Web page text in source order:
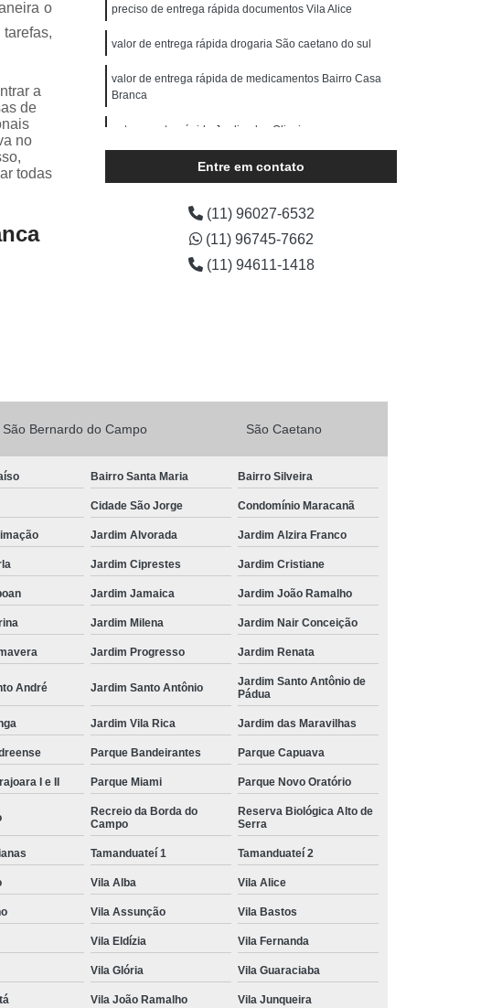
E-commerce
Serviço de Entrega Particular
Transportadora de E-commerce
Transportadora de Encomendas
de Moto
Transportadora de Pequenos Volumes
Transportadora para E-commerce
Transporte de Carga em Motocicleta
Transporte de Carga Individual
o
a
de
no
todas
preciso de entrega rápida documentos Vila Alice
valor de entrega rápida drogaria São caetano do sul
valor de entrega rápida de medicamentos Bairro Casa
Branca
entrega extra rápida Jardim das Oliveiras
Entre em contato
(11) 96027-6532
(11) 96745-7662
(11) 94611-1418
São Bernardo do Campo São Caetano
Bairro Santa Maria Bairro Silveira
Cidade São Jorge Condomínio Maracanã
Jardim Alvorada Jardim Alzira Franco
Jardim Ciprestes Jardim Cristiane
Jardim Jamaica Jardim João Ramalho
Jardim Milena Jardim Nair Conceição
Jardim Progresso Jardim Renata
André Jardim Santo Antônio
Jardim Santo Antônio de
Pádua
Jardim Vila Rica Jardim das Maravilhas
Parque Bandeirantes Parque Capuava
I e II Parque Miami Parque Novo Oratório
Recreio da Borda do
Campo
Reserva Biológica Alto de
Serra
Tamanduateí 1 Tamanduateí 2
Vila Alba Vila Alice
Vila Assunção Vila Bastos
Vila Eldízia Vila Fernanda
Vila Glória Vila Guaraciaba
Vila João Ramalho Vila Junqueira